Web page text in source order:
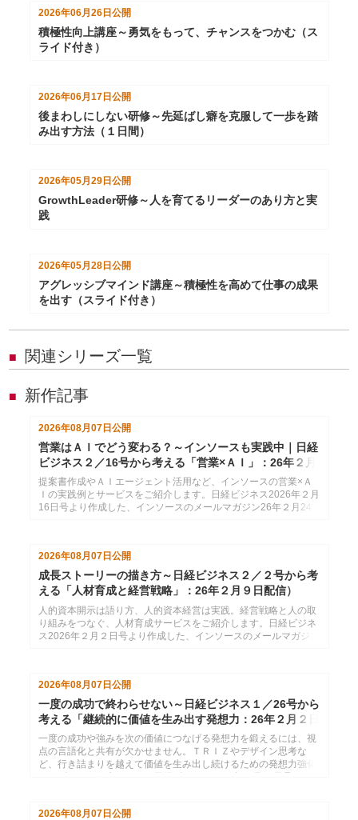
2026年06月26日 公開
積極性向上講座～勇気をもって、チャンスをつかむ（ス
ライド付き）
2026年06月17日 公開
後まわしにしない研修～先延ばし癖を克服して一歩を踏
み出す方法（１日間）
2026年05月29日 公開
GrowthLeader研修～人を育てるリーダーのあり方と実
践
2026年05月28日公開
アグレッシブマインド講座～積極性を高めて仕事の成果
を出す（スライド付き）
■ 関連シリーズ一覧
■ 新作記事
2026年08月07日公開
営業はＡＩでどう変わる？～インソースも実践中｜日経
ビジネス２／16号から考える「営業×ＡＩ」：26年２月
24日配信
提案書作成やＡＩエージェント活用など、インソースの営業×Ａ
Ｉの実践例とサービスをご紹介します。日経ビジネス2026年２月
16日号より作成した、インソースのメールマガジン26年２月24
2026年08月07日 公開
成長ストーリーの描き方～日経ビジネス２／２号から考
える「人材育成と経営戦略」：26年２月９日配信）
人的資本開示は語り方、人的資本経営は実践。経営戦略と人の取
り組みをつなぐ、人材育成サービスをご紹介します。日経ビジネ
ス2026年２月２日号より作成した、インソースのメールマガジン
2026年08月07日 公開
一度の成功で終わらせない～日経ビジネス１／26号から
考える「継続的に価値を生み出す発想力：26年２月２日
配信
一度の成功や強みを次の価値につなげる発想力を鍛えるには、視
点の言語化と共有が欠かせません。ＴＲＩＺやデザイン思考な
ど、行き詰まりを越えて価値を生み出し続けるための発想力強化
2026年08月07日公開